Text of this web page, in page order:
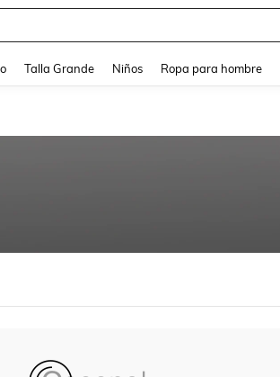
Talla Grande Niños Ropa para hombre